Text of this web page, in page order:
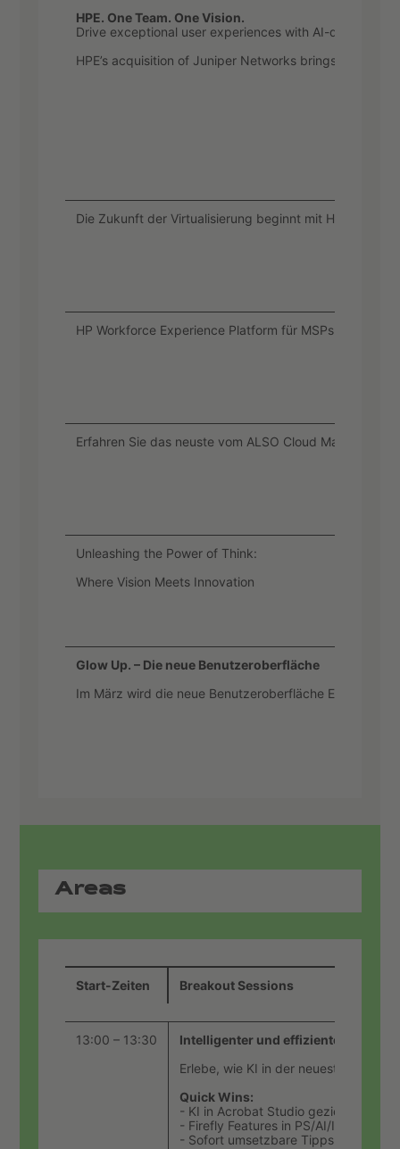
HPE. One Team. One Vision.
Drive exceptional user experiences with AI-driven
HPE’s acquisition of Juniper Networks brings
Die Zukunft der Virtualisierung beginnt mit Huawei DCS
HP Workforce Experience Platform für MSPs: Support
Erfahren Sie das neuste vom ALSO Cloud Market Place
Unleashing the Power of Think:
Where Vision Meets Innovation
Glow Up. – Die neue Benutzeroberfläche
Im März wird die neue Benutzeroberfläche Exxas 6.0
Areas
Start-Zeiten Breakout Sessions
13:00 – 13:30
Intelligenter und effizienter
Erlebe, wie KI in der neuesten
Quick Wins:
- KI in Acrobat Studio gezielt im
- Firefly Features in PS/AI/ID sinnvoll
- Sofort umsetzbare Tipps &